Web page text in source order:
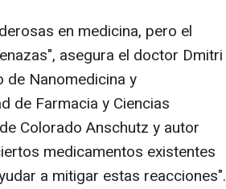
en medicina, pero el
asegura el doctor Dmitri
Nanomedicina y
de Farmacia y Ciencias
Colorado Anschutz y autor
medicamentos existentes
a mitigar estas reacciones".